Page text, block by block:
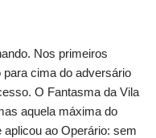
Nos primeiros
cima do adversário
O Fantasma da Vila
aquela máxima do
aplicou ao Operário: sem